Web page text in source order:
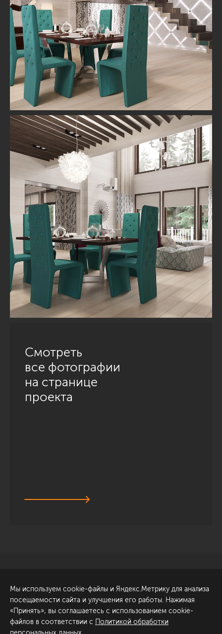
Смотреть
все фотографии
на странице
проекта
Обсудить проект
ул. Академика Павлова, 6
к1
+7 (812) 200-95-55
Мы используем cookie-файлы и Яндекс.Метрику для анализа
посещаемости сайта и улучшения его работы. Нажимая
«Принять», вы соглашаетесь с использованием cookie-
файлов в соответствии с Политикой обработки